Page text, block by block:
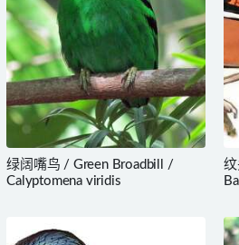
绿阔嘴鸟 / Green Broadbill /
Calyptomena viridis